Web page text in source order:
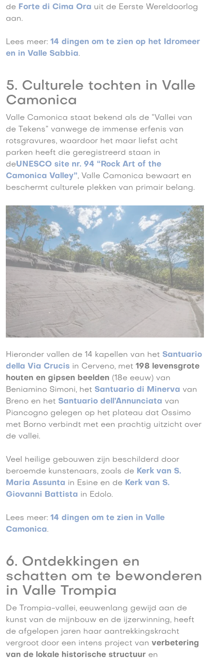
de Forte di Cima Ora uit de Eerste Wereldoorlog
aan.
Lees meer: 14 dingen om te zien op het Idromeer
en in Valle Sabbia.
5. Culturele tochten in Valle
Camonica
Valle Camonica staat bekend als de “Vallei van
de Tekens” vanwege de immense erfenis van
rotsgravures, waardoor het maar liefst acht
parken heeft die geregistreerd staan in
deUNESCO site nr. 94 “Rock Art of the
Camonica Valley”, Valle Camonica bewaart en
beschermt culturele plekken van primair belang.
Hieronder vallen de 14 kapellen van het Santuario
della Via Crucis in Cerveno, met 198 levensgrote
houten en gipsen beelden (18e eeuw) van
Beniamino Simoni, het Santuario di Minerva van
Breno en het Santuario dell’Annunciata van
Piancogno gelegen op het plateau dat Ossimo
met Borno verbindt met een prachtig uitzicht over
de vallei.
Veel heilige gebouwen zijn beschilderd door
beroemde kunstenaars, zoals de Kerk van S.
Maria Assunta in Esine en de Kerk van S.
Giovanni Battista in Edolo.
Lees meer: 14 dingen om te zien in Valle
Camonica.
6. Ontdekkingen en
schatten om te bewonderen
in Valle Trompia
De Trompia-vallei, eeuwenlang gewijd aan de
kunst van de mijnbouw en de ijzerwinning, heeft
de afgelopen jaren haar aantrekkingskracht
vergroot door een intens project van verbetering
van de lokale historische structuur en